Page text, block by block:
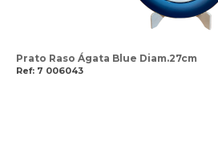
Prato Raso Ágata Blue Diam.27cm
Ref: 7 006043